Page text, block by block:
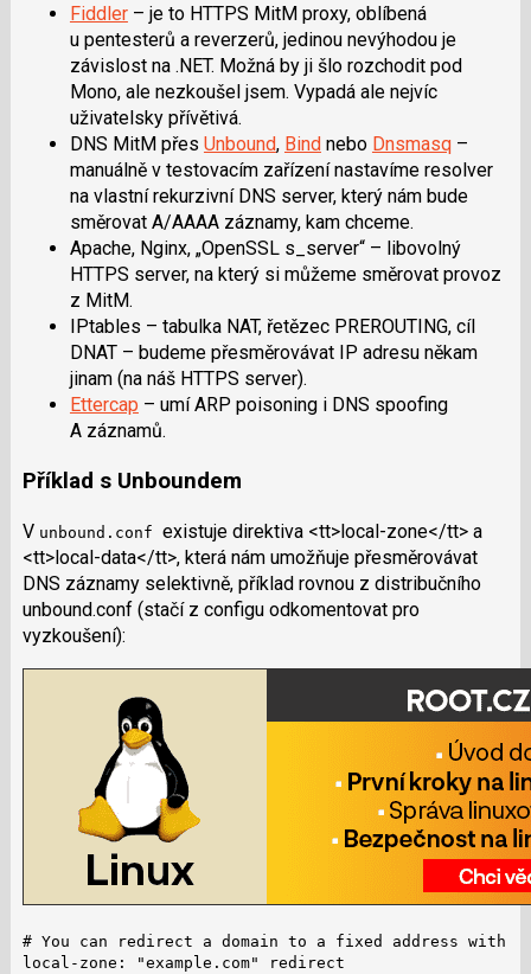
Fiddler– je to HTTPS MitM proxy, oblíbená
u pentesterů a reverzerů, jedinou nevýhodou je
závislost na .NET. Možná by ji šlo rozchodit pod
Mono, ale nezkoušel jsem. Vypadá ale nejvíc
uživatelsky přívětivá.
DNS MitM přes Unbound, Bindnebo Dnsmasq–
manuálně v testovacím zařízení nastavíme resolver
na vlastní rekurzivní DNS server, který nám bude
směrovat A/AAAA záznamy, kam chceme.
Apache, Nginx, „OpenSSL s_server“ – libovolný
HTTPS server, na který si můžeme směrovat provoz
z MitM.
IPtables – tabulka NAT, řetězec PREROUTING, cíl
DNAT – budeme přesměrovávat IP adresu někam
jinam (na náš HTTPS server).
Ettercap – umí ARP poisoning i DNS spoofing
A záznamů.
Příklad s Unboundem
V unbound.conf existuje direktiva <tt>local-zone</tt> a
<tt>local-data</tt>, která nám umožňuje přesměrovávat
DNS záznamy selektivně, příklad rovnou z distribučního
unbound.conf (stačí z configu odkomentovat pro
vyzkoušení):
# You can redirect a domain to a fixed address with
local-zone: "example.com" redirect